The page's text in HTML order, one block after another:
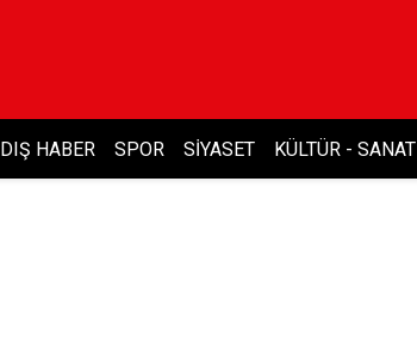
DIŞ HABER SPOR SIYASET KÜLTÜR - SANAT